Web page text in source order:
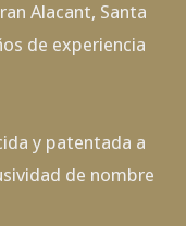
Alacant, Santa
de experiencia
y patentada a
de nombre